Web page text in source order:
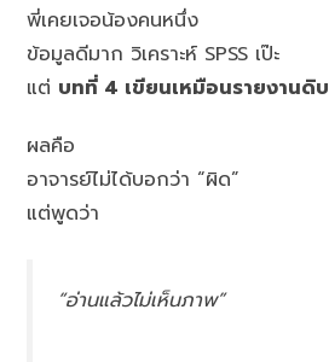
พี่เคยเจอน้องคนหนึ่ง
ข้อมูลดีมาก วิเคราะห์ SPSS เป๊ะ
แต่ บทที่ 4 เขียนเหมือนรายงานดิบ
ผลคือ
อาจารย์ไม่ได้บอกว่า “ผิด”
แต่พูดว่า
“อ่านแล้วไม่เห็นภาพ”